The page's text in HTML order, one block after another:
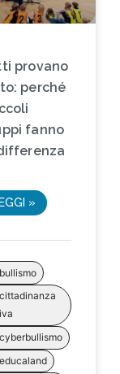
provano
perché
fanno
»
bullismo
cittadinanza
cyberbullismo
educaland